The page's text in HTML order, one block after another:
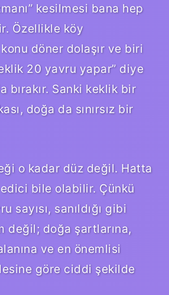
kesilmesi bana hep
Özellikle köy
döner dolaşır ve biri
20 yavru yapar” diye
bırakır. Sanki keklik bir
doğa da sınırsız bir
o kadar düz değil. Hatta
bile olabilir. Çünkü
sayısı, sanıldığı gibi
değil; doğa şartlarına,
ve en önemlisi
göre ciddi şekilde